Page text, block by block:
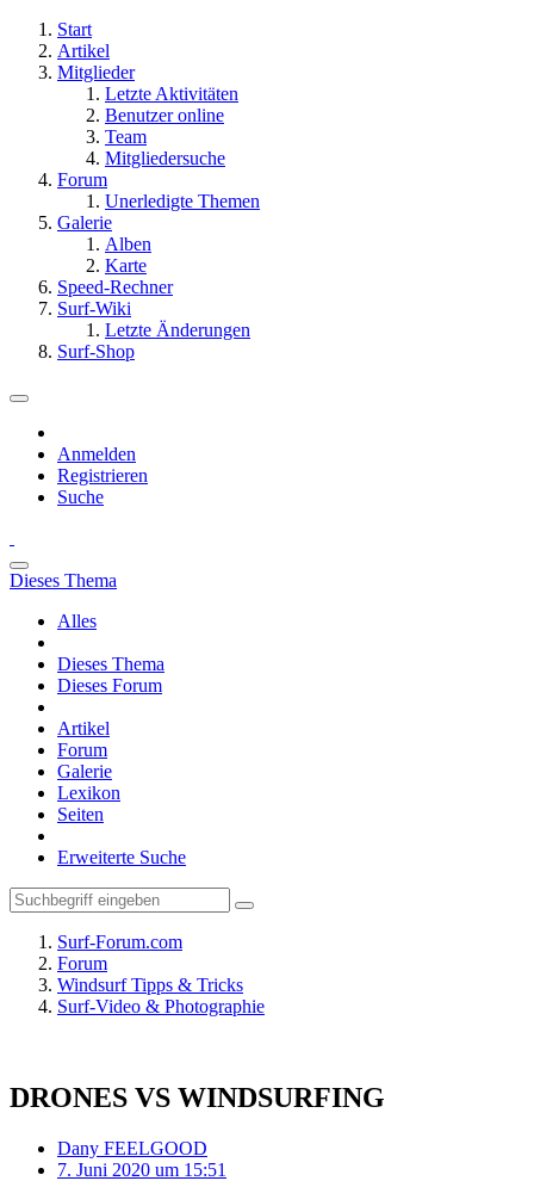
Start
Artikel
Mitglieder
Letzte Aktivitäten
Benutzer online
Team
Mitgliedersuche
Forum
Unerledigte Themen
Galerie
Alben
Karte
Speed-Rechner
Surf-Wiki
Letzte Änderungen
Surf-Shop
Anmelden
Registrieren
Suche
Dieses Thema
Alles
Dieses Thema
Dieses Forum
Artikel
Forum
Galerie
Lexikon
Seiten
Erweiterte Suche
Surf-Forum.com
Forum
Windsurf Tipps & Tricks
Surf-Video & Photographie
DRONES VS WINDSURFING
Dany FEELGOOD
7. Juni 2020 um 15:51